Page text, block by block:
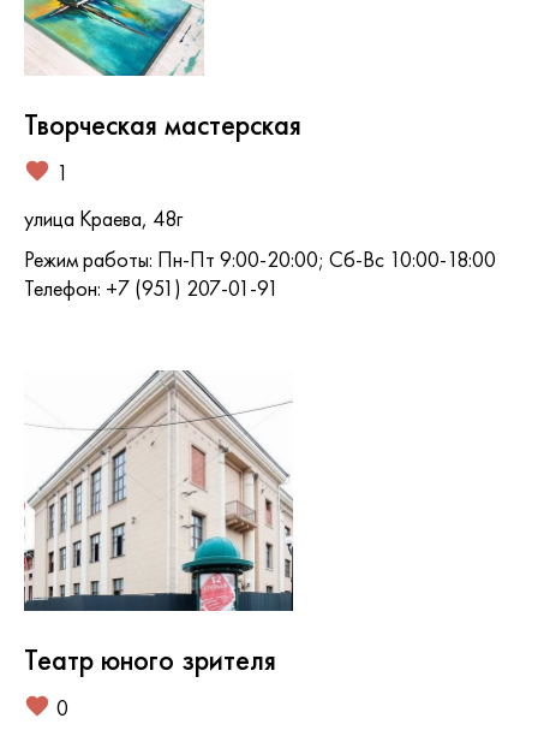
Творческая мастерская
1
улица Краева, 48г
Режим работы: Пн-Пт 9:00-20:00; Сб-Вс 10:00-18:00
Телефон: +7 (951) 207-01-91
Театр юного зрителя
0